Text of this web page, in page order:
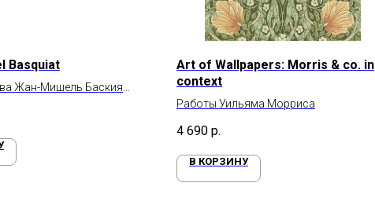
Basquiat
Жан-Мишель Баския
Art of Wallpapers: Morris & co. in
context
Работы Уильяма Морриса
4 690 р.
В КОРЗИНУ